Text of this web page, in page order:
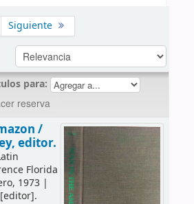
Siguiente
para:
reserva
/
editor.
Florida
1973|
[editor].